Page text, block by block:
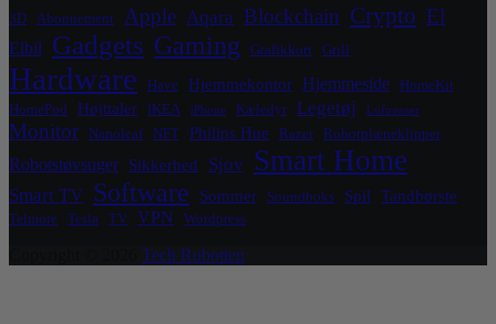
3D Abonnement Apple Aqara Blockchain Crypto El
Elbil Gadgets Gaming Grafikkort Grill
Hardware Have Hjemmekontor Hjemmeside
HomeKit
HomePod
Højttaler IKEA iPhone Kæledyr Legetøj Luftrenser
Monitor Nanoleaf NFT Philips Hue Razer Robotplæneklipper
Robotstøvsuger Sikkerhed Sjov Smart Home
Smart TV Software Sommer Soundboks Spil Tandbørste
Telmore Tesla TV VPN Wordpress
Tech Robotten